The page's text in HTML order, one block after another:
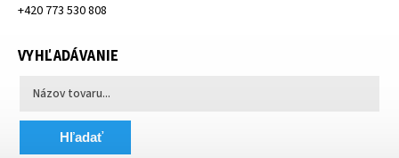
+420 773 530 808
VYHĽADÁVANIE
Hľadať